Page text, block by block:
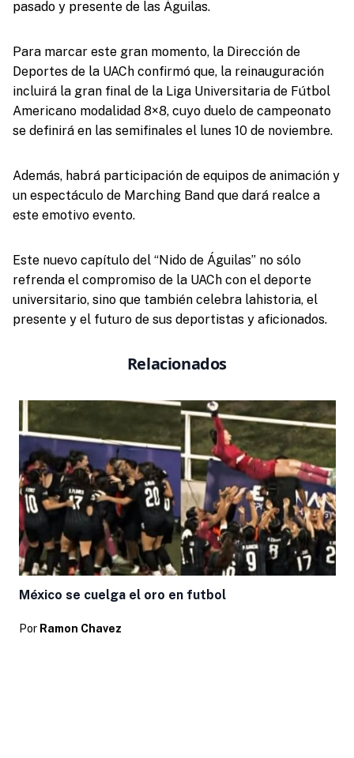
pasado y presente de las Águilas.
Para marcar este gran momento, la Dirección de
Deportes de la UACh confirmó que, la reinauguración
incluirá la gran final de la Liga Universitaria de Fútbol
Americano modalidad 8×8, cuyo duelo de campeonato
se definirá en las semifinales el lunes 10 de noviembre.
Además, habrá participación de equipos de animación y
un espectáculo de Marching Band que dará realce a
este emotivo evento.
Este nuevo capítulo del “Nido de Águilas” no sólo
refrenda el compromiso de la UACh con el deporte
universitario, sino que también celebra lahistoria, el
presente y el futuro de sus deportistas y aficionados.
Relacionados
México se cuelga el oro en futbol
Por Ramon Chavez